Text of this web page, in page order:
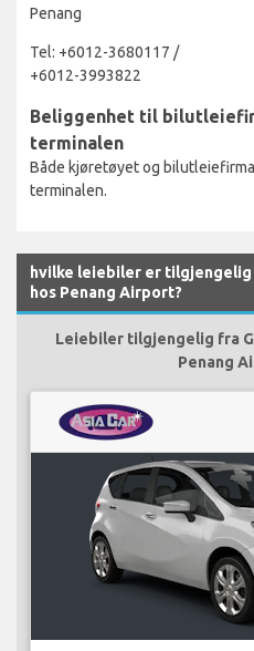
Penang
Tel: +6012-3680117 /
+6012-3993822
Beliggenhet til
terminalen
Både kjøretøyet og
terminalen.
hvilke leiebiler er tilgjengelig
hos Penang Airport?
Leiebiler tilgjengelig fra
Penang